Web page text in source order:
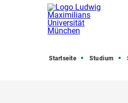
Startseite Studium